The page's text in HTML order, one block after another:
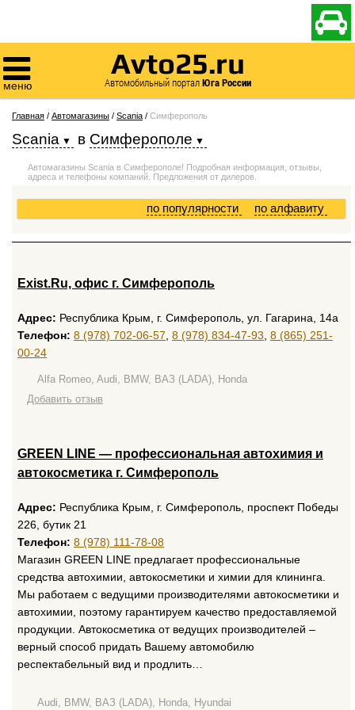


меню
Avto25.ru
Автомобильный порталЮга России
Главная / Автомагазины / Scania / Симферополь
Scania в Симферополе
Автомагазины Scania в Симферополе! Подробная информация, отзывы,
адреса и телефоны компаний. Предложения от дилеров.
по алфавиту
по популярности
Exist.Ru, офис г. Симферополь
Адрес: Республика Крым, г. Симферополь, ул. Гагарина, 14а
Телефон: 8 (978) 702-06-57 8 (978) 834-47-93 8 (865) 251-
00-24
Alfa Romeo, Audi, BMW, ВАЗ (LADA), Honda
Добавить отзыв
GREEN LINE — профессиональная автохимия и
автокосметика г. Симферополь
Адрес: Республика Крым, г. Симферополь, проспект Победы
226, бутик 21
Телефон: 8 (978) 111-78-08
Магазин GREEN LINE предлагает профессиональные
средства автохимии, автокосметики и химии для клининга.
Мы работаем с ведущими производителями автокосметики и
автохимии, поэтому гарантируем качество предоставляемой
продукции. Автокосметика от ведущих производителей –
верный способ придать Вашему автомобилю
респектабельный вид и продлить…
Audi, BMW, ВАЗ (LADA), Honda, Hyundai